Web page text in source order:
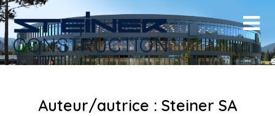
Skip
to
content
Auteur/autrice : Steiner SA